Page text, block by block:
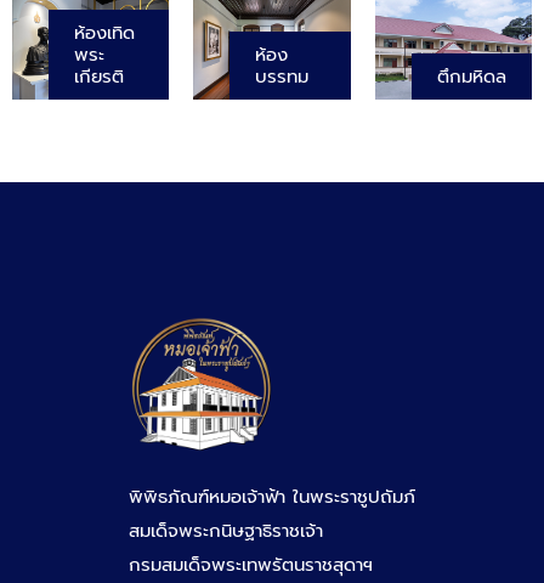
ห้องเทิด
พระ
เกียรติ
ห้อง
บรรทม
ตึกมหิดล
พิพิธภัณฑ์หมอเจ้าฟ้า ในพระราชูปถัมภ์
สมเด็จพระกนิษฐาธิราชเจ้า
กรมสมเด็จพระเทพรัตนราชสุดาฯ